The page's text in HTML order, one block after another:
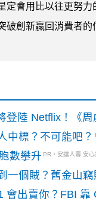
定會用比以往更努
破創新贏回消費者的
登陸 Netflix！《
中標？不可能吧？
數攀升 PR・安達人壽 安
一個賊？舊金山
會出賣你？FBI